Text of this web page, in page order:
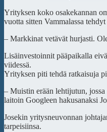
Yrityksen koko osakekannan
vuotta sitten Vammalassa
– Markkinat vetävät hurjasti.
Lisäinvestoinnit pääpaikalla
viidessä.
Yrityksen piti tehdä ratkaisuja
– Muistin erään lehtijutun,
laitoin Googleen hakusanaksi
Josekin yritysneuvonnan
tarpeisiinsa.